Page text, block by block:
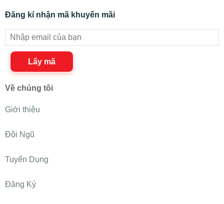
Đăng kí nhận mã khuyến mãi
Lấy mã
Về chúng tôi
Giới thiệu
Đội Ngũ
Tuyển Dụng
Đăng Ký